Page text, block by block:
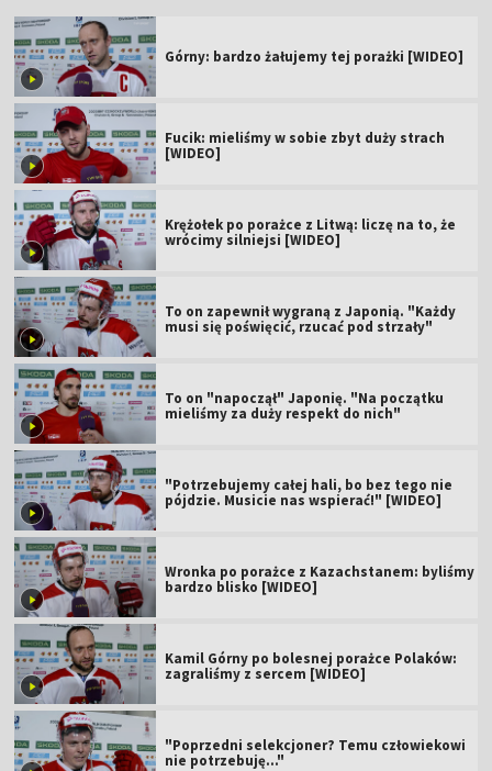
Górny: bardzo żałujemy tej porażki [WIDEO]
Fucik: mieliśmy w sobie zbyt duży strach
[WIDEO]
Krężołek po porażce z Litwą: liczę na to, że
wrócimy silniejsi [WIDEO]
To on zapewnił wygraną z Japonią. "Każdy
musi się poświęcić, rzucać pod strzały"
To on "napoczął" Japonię. "Na początku
mieliśmy za duży respekt do nich"
"Potrzebujemy całej hali, bo bez tego nie
pójdzie. Musicie nas wspierać!" [WIDEO]
Wronka po porażce z Kazachstanem: byliśmy
bardzo blisko [WIDEO]
Kamil Górny po bolesnej porażce Polaków:
zagraliśmy z sercem [WIDEO]
"Poprzedni selekcjoner? Temu człowiekowi
nie potrzebuję..."